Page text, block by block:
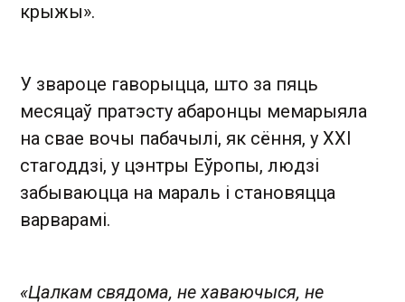
крыжы» .
У звароце гаворыцца, што за пяць
месяцаў пратэсту абаронцы мемарыяла
на свае вочы пабачылі, як сёння, у ХХI
стагоддзі, у цэнтры Еўропы, людзі
забываюцца на мараль і становяцца
варварамі.
«Цалкам свядома, не хаваючыся, не